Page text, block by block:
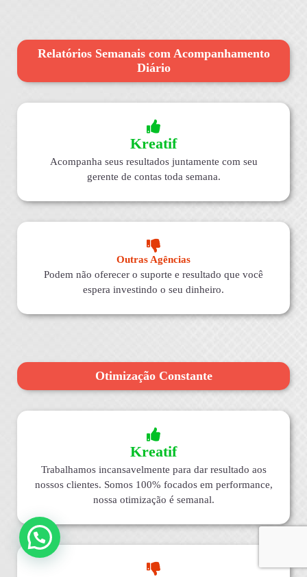
Relatórios Semanais com Acompanhamento
Diário
Kreatif
Acompanha seus resultados juntamente com seu
gerente de contas toda semana.
Outras Agências
Podem não oferecer o suporte e resultado que você
espera investindo o seu dinheiro.
Otimização Constante
Kreatif
Trabalhamos incansavelmente para dar resultado aos
nossos clientes. Somos 100% focados em performance,
nossa otimização é semanal.